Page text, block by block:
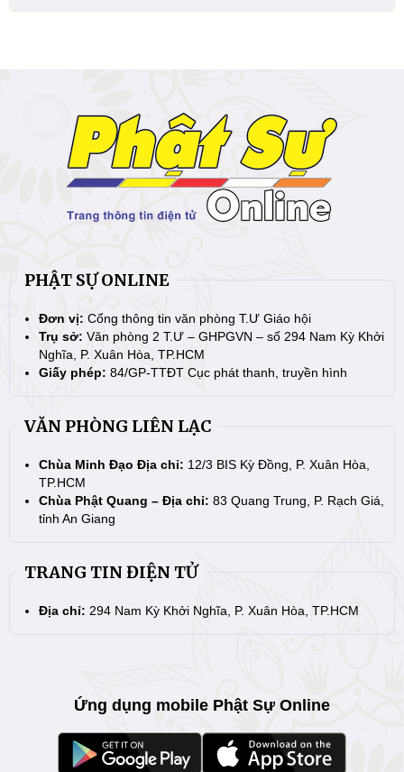
PHẬT SỰ ONLINE
Đơn vị: Cổng thông tin văn phòng T.Ư Giáo hội
Trụ sở: Văn phòng 2 T.Ư – GHPGVN – số 294 Nam Kỳ Khởi
Nghĩa, P. Xuân Hòa, TP.HCM
Giấy phép: 84/GP-TTĐT Cục phát thanh, truyền hình
VĂN PHÒNG LIÊN LẠC
Chùa Minh Đạo Địa chỉ: 12/3 BIS Kỳ Đồng, P. Xuân Hòa,
TP.HCM
Chùa Phật Quang – Địa chỉ: 83 Quang Trung, P. Rạch Giá,
tỉnh An Giang
TRANG TIN ĐIỆN TỬ
Địa chỉ: 294 Nam Kỳ Khởi Nghĩa, P. Xuân Hòa, TP.HCM
Ứng dụng mobile Phật Sự Online